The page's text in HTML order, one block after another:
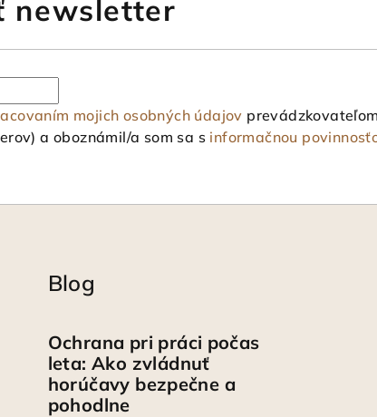
newsletter
mojich osobných údajov
a oboznámil/a som sa s informačnou
Blog
Ochrana pri práci počas
leta: Ako zvládnuť
horúčavy bezpečne a
pohodlne